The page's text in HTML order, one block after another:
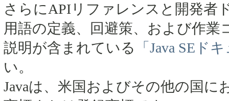
さらにAPIリファレンスと開発者
用語の定義、回避策、および作
説明が含まれている
「Java SEド
い。
Javaは、米国およびその他の国に